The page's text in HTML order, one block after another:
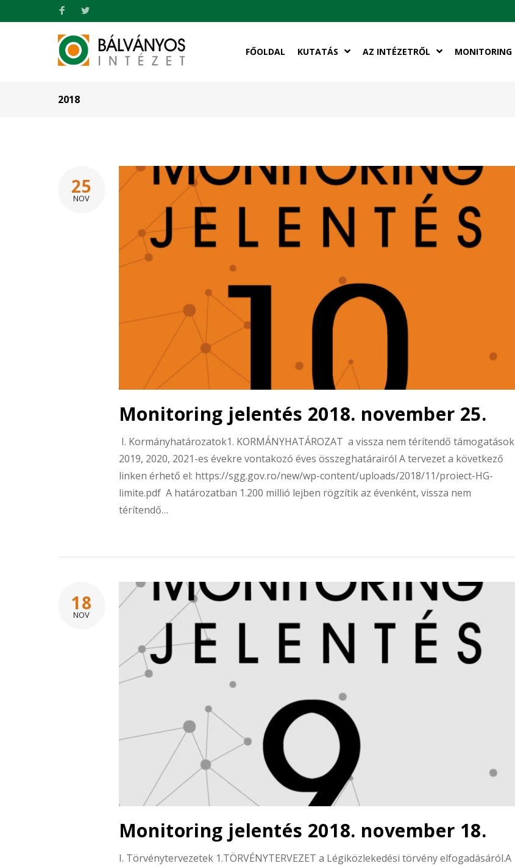
FŐOLDAL KUTATÁS AZ INTÉZETRŐL MONITORING
2018
25
NOV
Monitoring jelentés 2018. november 25.
I. Kormányhatározatok1. KORMÁNYHATÁROZAT a vissza nem térítendő támogatások
2019, 2020, 2021-es évekre vontakozó éves összeghatárairól A tervezet a következő
linken érhető el: https://sgg.gov.ro/new/wp-content/uploads/2018/11/proiect-HG-
limite.pdf A határozatban 1.200 millió lejben rögzítik az évenként, vissza nem
térítendő…
18
NOV
Monitoring jelentés 2018. november 18.
I. Törvénytervezetek 1.TÖRVÉNYTERVEZET a Légiközlekedési törvény elfogadásáról.A